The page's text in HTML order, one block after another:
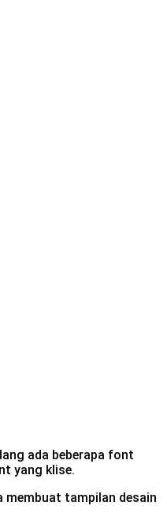
ada beberapa font
yang klise.
membuat tampilan desain